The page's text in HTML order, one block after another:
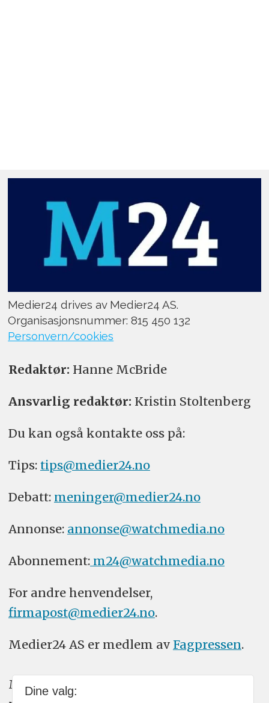
Medier24 drives av Medier24 AS.
Organisasjonsnummer: 815 450 132
Personvern/cookies
Redaktør: Hanne McBride
Ansvarlig redaktør: Kristin Stoltenberg
Du kan også kontakte oss på:
Tips: tips@medier24.no
Debatt: meninger@medier24.no
Annonse: annonse@watchmedia.no
Abonnement:m24@watchmedia.no
For andre henvendelser,
firmapost@medier24.no.
Medier24 AS er medlem av Fagpressen.
Medier24 arbeider etter Vær Varsom-
Dine valg: